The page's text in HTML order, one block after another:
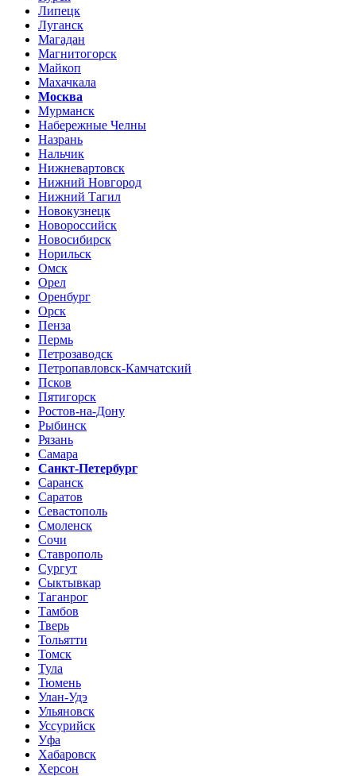
Липецк
Луганск
Магадан
Магнитогорск
Майкоп
Махачкала
Москва
Мурманск
Набережные Челны
Назрань
Нальчик
Нижневартовск
Нижний Новгород
Нижний Тагил
Новокузнецк
Новороссийск
Новосибирск
Норильск
Омск
Орел
Оренбург
Орск
Пенза
Пермь
Петрозаводск
Петропавловск-Камчатский
Псков
Пятигорск
Ростов-на-Дону
Рыбинск
Рязань
Самара
Санкт-Петербург
Саранск
Саратов
Севастополь
Смоленск
Сочи
Ставрополь
Сургут
Сыктывкар
Таганрог
Тамбов
Тверь
Тольятти
Томск
Тула
Тюмень
Улан-Удэ
Ульяновск
Уссурийск
Уфа
Хабаровск
Херсон